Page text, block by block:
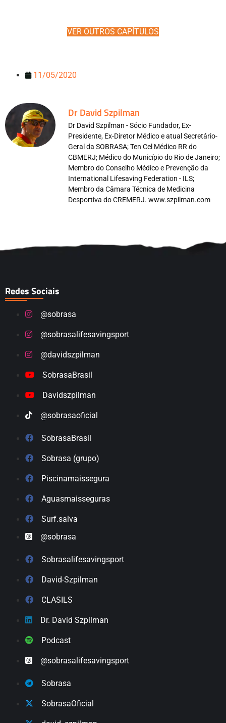
VER OUTROS CAPÍTULOS
11/05/2020
Dr David Szpilman
Dr David Szpilman - Sócio Fundador, Ex-
Presidente, Ex-Diretor Médico e atual Secretário-
Geral da SOBRASA; Ten Cel Médico RR do
CBMERJ; Médico do Município do Rio de Janeiro;
Membro do Conselho Médico e Prevenção da
International Lifesaving Federation - ILS;
Membro da Câmara Técnica de Medicina
Desportiva do CREMERJ. www.szpilman.com
Redes Sociais
@sobrasa
@sobrasalifesavingsport
@davidszpilman
SobrasaBrasil
Davidszpilman
@sobrasaoficial
SobrasaBrasil
Sobrasa (grupo)
Piscinamaissegura
Aguasmaisseguras
Surf.salva
@sobrasa
Sobrasalifesavingsport
David-Szpilman
CLASILS
Dr. David Szpilman
Podcast
@sobrasalifesavingsport
Sobrasa
SobrasaOficial